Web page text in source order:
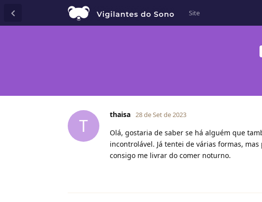
Site
T
thaisa 28 de Set de 2023
Olá, gostaria de saber se há alguém que
incontrolável. Já tentei de várias formas,
consigo me livrar do comer noturno.